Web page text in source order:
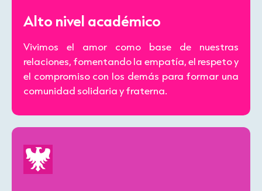
Alto nivel académico
Vivimos el amor como base de nuestras
relaciones, fomentando la empatía, el respeto y
el compromiso con los demás para formar una
comunidad solidaria y fraterna.